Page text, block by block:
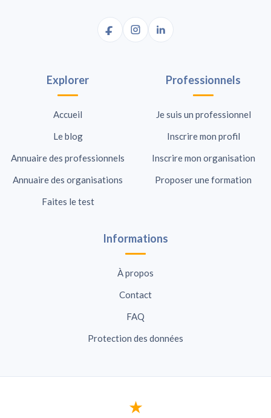
Explorer
Accueil
Le blog
Annuaire des professionnels
Annuaire des organisations
Faites le test
Professionnels
Je suis un professionnel
Inscrire mon profil
Inscrire mon organisation
Proposer une formation
Informations
À propos
Contact
FAQ
Protection des données
★